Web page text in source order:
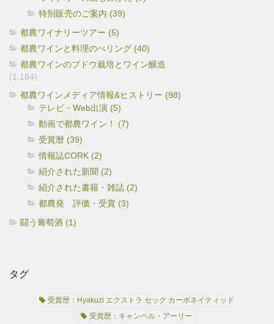
特別販売のご案内 (39)
都農ワイナリーツアー (5)
都農ワインと料理のぺリング (40)
都農ワインのブドウ栽培とワイン醸造
(1,184)
都農ワインメディア情報&ヒストリー (98)
テレビ・Web出演 (5)
動画で都農ワイン！ (7)
受賞暦 (39)
情報誌CORK (2)
紹介された新聞 (2)
紹介された書籍・雑誌 (2)
都農発 評価・受賞 (3)
闘う葡萄酒 (1)
タグ
受賞歴：Hyakuzi エクストラ セック カーボネイティッド
受賞歴：キャンベル・アーリー